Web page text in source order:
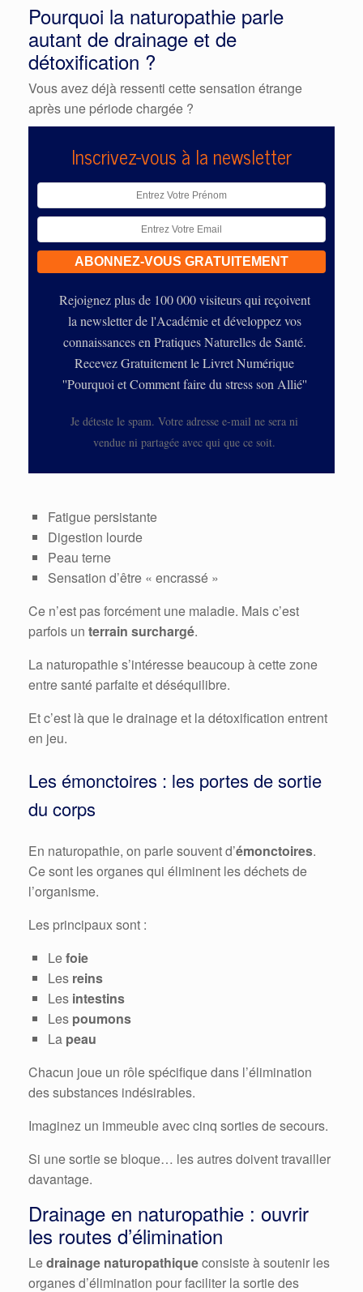
Pourquoi la naturopathie parle
autant de drainage et de
détoxification ?
Vous avez déjà ressenti cette sensation étrange
après une période chargée ?
Inscrivez-vous à la newsletter
Rejoignez plus de 100 000 visiteurs qui reçoivent
la newsletter de l'Académie et développez vos
connaissances en Pratiques Naturelles de Santé.
Recevez Gratuitement le Livret Numérique
''Pourquoi et Comment faire du stress son Allié''
Je déteste le spam. Votre adresse e-mail ne sera ni
vendue ni partagée avec qui que ce soit.
Fatigue persistante
Digestion lourde
Peau terne
Sensation d’être « encrassé »
Ce n’est pas forcément une maladie. Mais c’est
parfois un terrain surchargé.
La naturopathie s’intéresse beaucoup à cette zone
entre santé parfaite et déséquilibre.
Et c’est là que le drainage et la détoxification entrent
en jeu.
Les émonctoires : les portes de sortie
du corps
En naturopathie, on parle souvent d’émonctoires.
Ce sont les organes qui éliminent les déchets de
l’organisme.
Les principaux sont :
Lefoie
Les reins
Les intestins
Les poumons
La peau
Chacun joue un rôle spécifique dans l’élimination
des substances indésirables.
Imaginez un immeuble avec cinq sorties de secours.
Si une sortie se bloque… les autres doivent travailler
davantage.
Drainage en naturopathie : ouvrir
les routes d’élimination
Ledrainage naturopathiqueconsiste à soutenir les
organes d’élimination pour faciliter la sortie des